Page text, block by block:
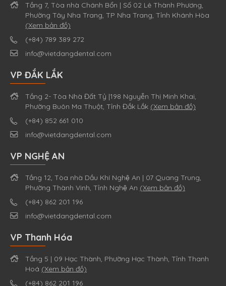
Tầng 7, Tòa nhà Chánh Bổn | Số 02 Lê Thành Phương,
Phường Tây Nha Trang, TP Nha Trang, Tỉnh Khánh Hòa
(Xem bản đồ)
(+84) 789 389 272
info@vietdangdental.com
VP ĐẮK LẮK
Tầng 2- Tòa Nhà Đất Tỷ |198 Nguyễn Thị Minh Khai,
Phường Buôn Ma Thuột, Tỉnh Đắk Lắk (Xem bản đồ)
(+84) 852 661 010
info@vietdangdental.com
VP NGHỆ AN
Tầng 12, Tòa nhà Dầu Khí Nghệ An | 07 Quang Trung,
Phường Thành Vinh, Tỉnh Nghệ An (Xem bản đồ)
(+84) 862 201 196
info@vietdangdental.com
VP Thanh Hóa
Tầng 5 | 09 Hạc Thành, Phường Hạc Thành, Tỉnh Thanh
Hoá (Xem bản đồ)
(+84) 862 201 196